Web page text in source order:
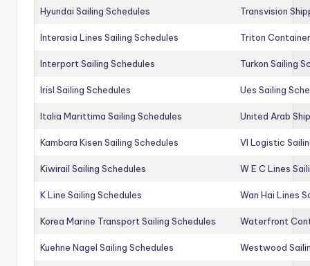
Hyundai Sailing Schedules Transvision
Interasia Lines Sailing Schedules Triton
Interport Sailing Schedules Turkon Sailing
Irisl Sailing Schedules Ues Sailing
Italia Marittima Sailing Schedules United Arab
Kambara Kisen Sailing Schedules Vl Logistic
Kiwirail Sailing Schedules W E C Lines
K Line Sailing Schedules Wan Hai Lines
Korea Marine Transport Sailing Schedules Waterfront
Kuehne Nagel Sailing Schedules Westwood